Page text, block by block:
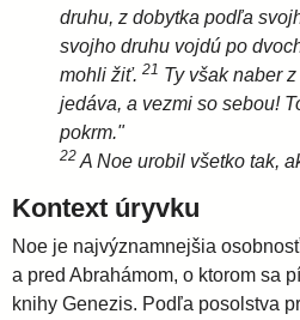
druhu, z dobytka podľa
svojho druhu vojdú po
mohli žiť. 21 Ty však naber
jedáva, a vezmi so sebou!
pokrm."
22 A Noe urobil všetko tak,
Kontext úryvku
Noe je najvýznamnejšia
a pred Abrahámom, o ktorom sa
knihy Genezis. Podľa posolstva